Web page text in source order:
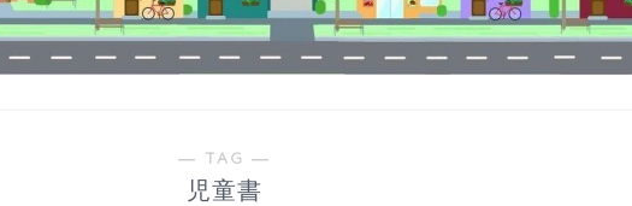
― TAG ―
児童書